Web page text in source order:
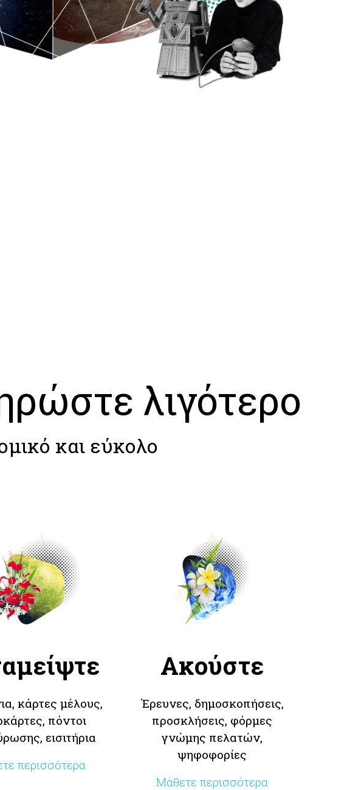
λιγότερο
και εύκολο
κάρτες μέλους,
πόντοι
εισιτήρια
περισσότερα
Ακούστε
Έρευνες, δημοσκοπήσεις,
προσκλήσεις, φόρμες
γνώμης πελατών,
ψηφοφορίες
Μάθετε περισσότερα